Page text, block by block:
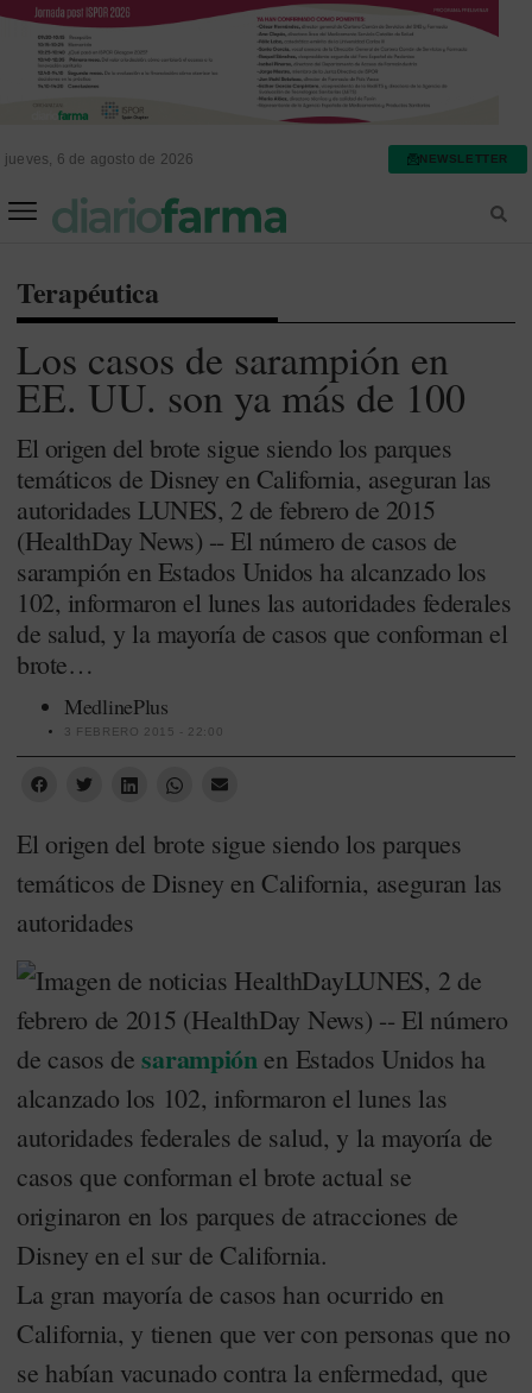
jueves, 6 de agosto de 2026 NEWSLETTER
Terapéutica
Los casos de sarampión en
EE. UU. son ya más de 100
El origen del brote sigue siendo los parques
temáticos de Disney en California, aseguran las
autoridades LUNES, 2 de febrero de 2015
(HealthDay News) -- El número de casos de
sarampión en Estados Unidos ha alcanzado los
102, informaron el lunes las autoridades federales
de salud, y la mayoría de casos que conforman el
brote…
MedlinePlus
3 FEBRERO 2015 - 22:00
El origen del brote sigue siendo los parques
temáticos de Disney en California, aseguran las
autoridades
LUNES, 2 de
febrero de 2015 (HealthDay News) -- El número
de casos desarampiónen Estados Unidos ha
alcanzado los 102, informaron el lunes las
autoridades federales de salud, y la mayoría de
casos que conforman el brote actual se
originaron en los parques de atracciones de
Disney en el sur de California.
La gran mayoría de casos han ocurrido en
California, y tienen que ver con personas que no
se habían vacunado contra la enfermedad, que